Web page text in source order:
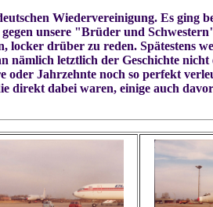
Wiedervereinigung. Es ging
unsere "Brüder und
locker drüber zu reden. Spätestens
nämlich letztlich der Geschichte
oder Jahrzehnte noch so perfekt
direkt dabei waren, einige auch